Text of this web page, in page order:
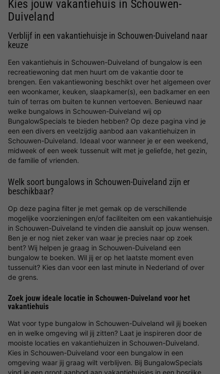
Kies jouw vakantiehuis in Schouwen-
Duiveland
Verblijf in een vakantiehuisje in Schouwen-Duiveland naar
keuze
Een vakantiehuis in Schouwen-Duiveland of bungalow is een
recreatiewoning dat men huurt om de vakantie door te
brengen. Een vakantiewoning beschikt over het algemeen over
een woonkamer, keuken, slaapkamer(s), een badkamer en een
tuin of terras om buiten te kunnen vertoeven. Benieuwd naar
welke bungalows in Schouwen-Duiveland wij op
BungalowSpecials te bieden hebben? Op deze pagina vind je
een een divers en veelzijdig aanbod aan vakantiehuizen in
Schouwen-Duiveland. Ideaal voor wanneer je er een weekend,
midweek of een week tussenuit wilt met je geliefde, het gezin,
de familie of vrienden.
Welk soort bungalows in Schouwen-Duiveland zijn er
beschikbaar?
Op deze pagina filter je met gemak op de verschillende
mogelijke voorzieningen en/of faciliteiten om een vakantiehuisje
in Schouwen-Duiveland te vinden die aansluit op jouw wensen.
Ben je er nog niet zeker van waar je precies naar op zoek
bent? Wij helpen je graag in Schouwen-Duiveland een
bungalow te boeken. Wil jij er op het laatste moment even
tussenuit? Kies dan voor een last minute in Nederland of over
de grens.
Zoek jouw ideale locatie in Schouwen-Duiveland voor het
vakantiehuis
Wat voor type bungalow in Schouwen-Duiveland wil jij boeken
en in welke omgeving wil jij zitten? Laat je inspireren door de
mooiste locaties en vakantiehuizen in Schouwen-Duiveland.
Kies in Schouwen-Duiveland voor een bungalow in een
omgeving waar jij graag wilt verblijven. Bij BungalowSpecials
vind je een groot aanbod aan vakantiehuisjes in een bosrijke